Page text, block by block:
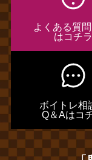
よくある質
はコチラ
ボイトレ相
Q＆Aはコ